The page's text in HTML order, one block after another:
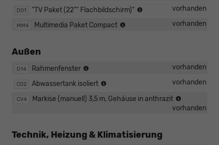
D01 "TV Paket (22"" Flachbildschirm)"
Completevorhanden
MM4 Multimedia Paket Compact vorhanden
Außen
D14 Rahmenfenster vorhanden
C02 Abwassertank isoliert vorhanden
CV4 Markise (manuell) 3,5 m, Gehäuse in anthrazit
Selection
vorhanden
Technik, Heizung & Klimatisierung